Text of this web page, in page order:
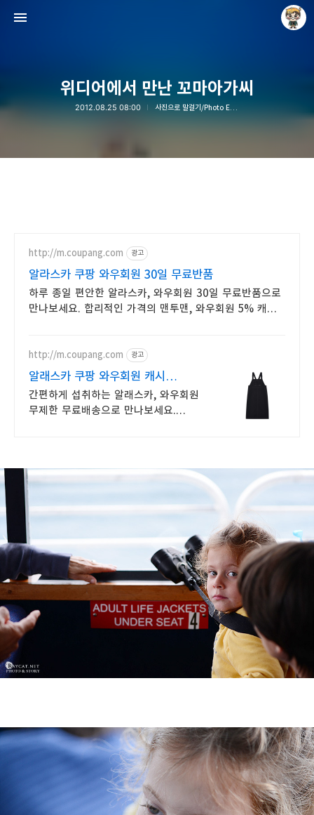
위디어에서 만난 꼬마아가씨
2012.08.25 08:00 사진으로 말걸기/Photo Essay
http://m.coupang.com 광고
알라스카 쿠팡 와우회원 30일 무료반품
하루 종일 편안한 알라스카, 와우회원 30일 무료반품으로
만나보세요. 합리적인 가격의 맨투맨, 와우회원 5% 캐시
http://m.coupang.com 광고
알래스카 쿠팡 와우회원 캐시
적립까지
간편하게 섭취하는 알래스카, 와우회원
무제한 무료배송으로 만나보세요.
Raycat : Photo and Story